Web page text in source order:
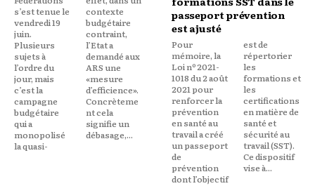
s’est tenue le
vendredi 19
juin.
Plusieurs
sujets à
l’ordre du
jour, mais
c’est la
campagne
budgétaire
qui a
monopolisé
la quasi-
contexte
budgétaire
contraint,
l’Etat a
demandé aux
ARS une
«mesure
d’efficience».
Concrèteme
nt cela
signifie un
débasage,...
passeport prévention
est ajusté
Pour
mémoire, la
Loi nº 2021-
1018 du 2 août
2021 pour
renforcer la
prévention
en santé au
travail a créé
un passeport
de
prévention
dont l’objectif
est de
répertorier
les
formations et
les
certifications
en matière de
santé et
sécurité au
travail (SST).
Ce dispositif
vise à...